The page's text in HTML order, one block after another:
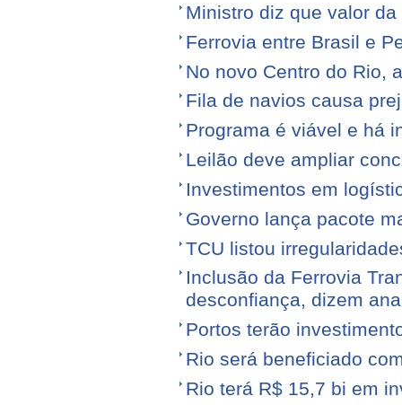
Ministro diz que valor
Ferrovia entre Brasil e
No novo Centro do Rio,
Fila de navios causa
Programa é viável e há
Leilão deve ampliar
Investimentos em
Governo lança pacote
TCU listou
Inclusão da Ferrovia
desconfiança, dizem
Portos terão
Rio será beneficiado
Rio terá R$ 15,7 bi em